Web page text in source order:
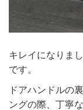
キレイになりま
です。
ドアハンドルの
ングの際、丁寧